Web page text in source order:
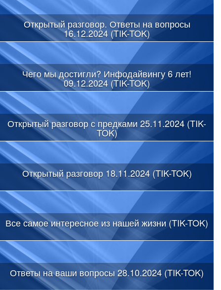
Открытый разговор. Ответы на вопросы
16.12.2024 (TIK-TOK)
Чего мы достигли? Инфодайвингу 6 лет!
09.12.2024 (TIK-TOK)
Открытый разговор с предками 25.11.2024 (TIK-
TOK)
Открытый разговор 18.11.2024 (TIK-TOK)
Все самое интересное из нашей жизни (TIK-TOK)
Ответы на ваши вопросы 28.10.2024 (TIK-TOK)